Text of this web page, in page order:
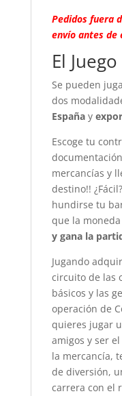
Pedidos fuera
envío antes de
El Juego
Se pueden
dos
Españay
Escoge tu
mercancías y
destino!!
hundirse tu
que la
y gana la
Jugando
circuito de las
básicos y las
operación de
quieres jugar
amigos y ser
la mercancía,
de diversión,
carrera con el